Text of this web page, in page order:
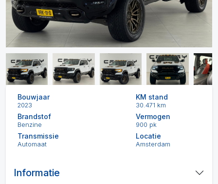
Bouwjaar
2023
KM stand
30.471 km
Brandstof
Benzine
Vermogen
900 pk
Transmissie
Automaat
Locatie
Amsterdam
Informatie